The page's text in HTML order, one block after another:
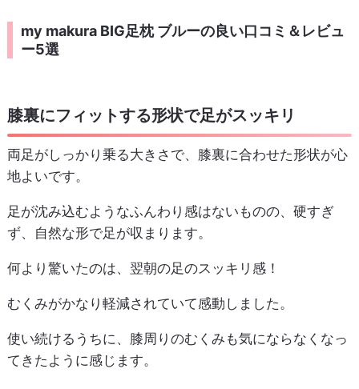
my makura BIG足枕 ブルーの良い口コミ＆レビュ
ー5選
膝裏にフィットする形状で足がスッキリ
両足がしっかり乗る大きさで、膝裏に合わせた形状が心
地よいです。
足が沈み込むようなふんわり感はないものの、硬すぎ
ず、自然な形で足が収まります。
何より驚いたのは、翌朝の足のスッキリ感！
むくみがかなり軽減されていて感動しました。
使い続けるうちに、膝周りのむくみも気にならなくなっ
てきたように感じます。